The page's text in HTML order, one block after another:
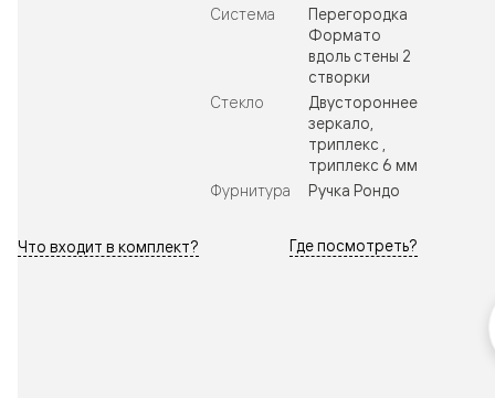
Система
Перегородка
Формато
вдоль стены 2
створки
Стекло
Двустороннее
зеркало,
триплекс ,
триплекс 6 мм
Фурнитура
Ручка Рондо
Что входит в комплект? Где посмотреть?